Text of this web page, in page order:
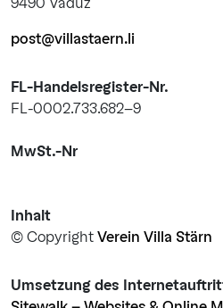
post@villastaern.li
FL-Handelsregister-Nr.
FL-0002.733.682-9
MwSt.-Nr
Inhalt
© Copyright Verein Villa Stärn
Umsetzung des